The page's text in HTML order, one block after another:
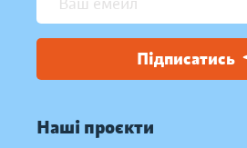
Підписатись
Наші проєкти